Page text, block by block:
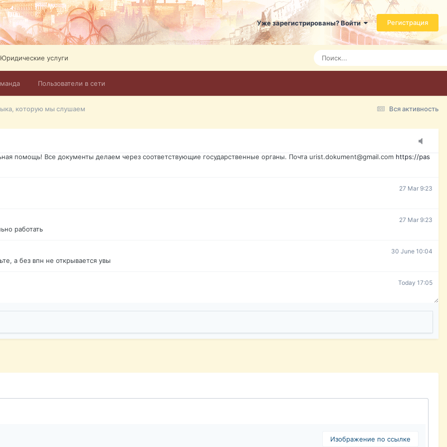
Уже зарегистрированы? Войти Регистрация
Пользователи в сети
Юридические услуги
Вся активность
которую мы слушаем
Абонемент на 4 тв всего 12,5 Евро в месяц! Легко настроить справится даже ребенок. Быстрое оформление договора с
+972-526-384-339
7 Mar 3:21
7 Mar 3:24
7 Mar 3:28
форума?т из э
15 Mar 16:47
помощь! Все документы делаем через соответствующие государственные органы. Почта urist.dokument@gmail.com https://pas
27 Mar 9:23
27 Mar 9:23
работать
30 June 10:04
а без впн не открывается увы
Today 17:05
Изображение по ссылке